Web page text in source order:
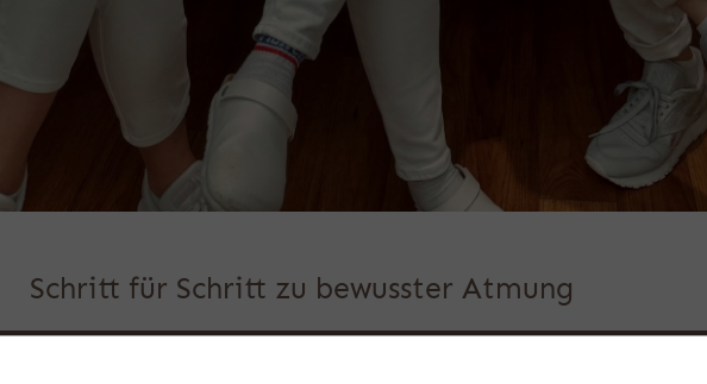
Schritt für Schritt zu bewusster Atmung